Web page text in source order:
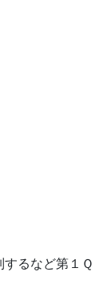
るなど第１Ｑ